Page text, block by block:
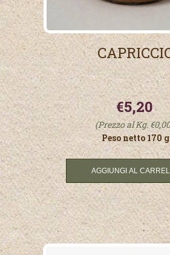
€5,20
(Prezzo al Kg.
Peso netto 170 g